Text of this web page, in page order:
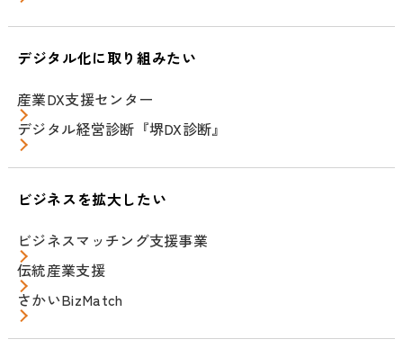
デジタル化に取り組みたい
産業DX支援センター
デジタル経営診断『堺DX診断』
ビジネスを拡大したい
ビジネスマッチング支援事業
伝統産業支援
さかいBizMatch